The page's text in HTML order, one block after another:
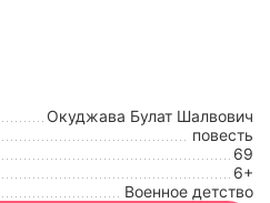
Окуджава Булат Шалвович
повесть
69
6+
Военное детство